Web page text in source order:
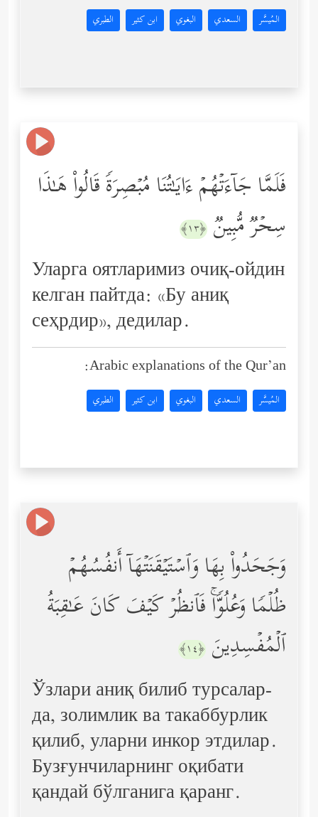
المُيسَّر السعدي البغوي ابن كثير الطبري
فَلَمَّا جَاۤءَتۡهُمۡ ءَایَـٰتُنَا مُبۡصِرَةࣰ قَالُواْ هَـٰذَا
سِحۡرࣱ مُّبِینࣱ ﴿١٣﴾
Уларга оятларимиз очиқ-ойдин
келган пайтда: «Бу аниқ
сеҳрдир», дедилар.
Arabic explanations of the Qur’an:
المُيسَّر السعدي البغوي ابن كثير الطبري
وَجَحَدُواْ بِهَا وَٱسۡتَیۡقَنَتۡهَاۤ أَنفُسُهُمۡ
ظُلۡمࣰا وَعُلُوࣰّاۚ فَٱنظُرۡ كَیۡفَ كَانَ عَـٰقِبَةُ
ٱلۡمُفۡسِدِینَ ﴿١٤﴾
Ўзлари аниқ билиб турсалар-
да, золимлик ва такаббурлик
қилиб, уларни инкор этдилар.
Бузғунчиларнинг оқибати
қандай бўлганига қаранг.